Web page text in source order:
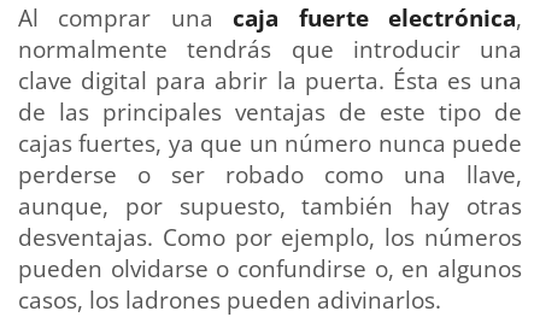
Al comprar una caja fuerte electrónica,
normalmente tendrás que introducir una
clave digital para abrir la puerta. Ésta es una
de las principales ventajas de este tipo de
cajas fuertes, ya que un número nunca puede
perderse o ser robado como una llave,
aunque, por supuesto, también hay otras
desventajas. Como por ejemplo, los números
pueden olvidarse o confundirse o, en algunos
casos, los ladrones pueden adivinarlos.